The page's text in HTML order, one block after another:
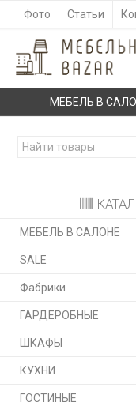
Фото Статьи
МЕБЕЛЬ В
МЕБЕЛЬ В САЛОНЕ
SALE
Фабрики
ГАРДЕРОБНЫЕ
ШКАФЫ
КУХНИ
ГОСТИНЫЕ